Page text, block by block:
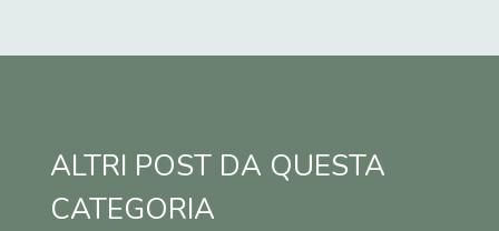
ALTRI POST DA QUESTA
CATEGORIA